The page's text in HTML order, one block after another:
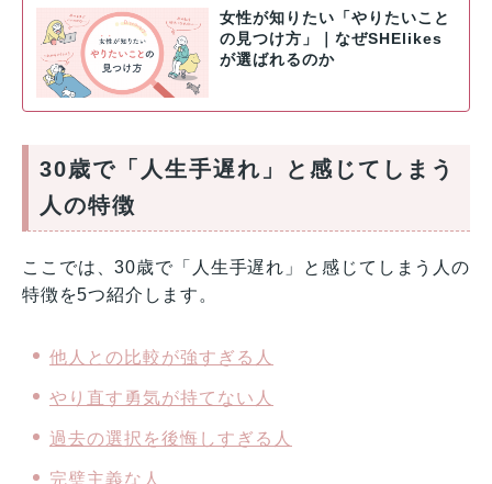
女性が知りたい「やりたいこと
の見つけ方」｜なぜSHElikes
が選ばれるのか
30歳で「人生手遅れ」と感じてしまう
人の特徴
ここでは、30歳で「人生手遅れ」と感じてしまう人の
特徴を5つ紹介します。
他人との比較が強すぎる人
やり直す勇気が持てない人
過去の選択を後悔しすぎる人
完璧主義な人